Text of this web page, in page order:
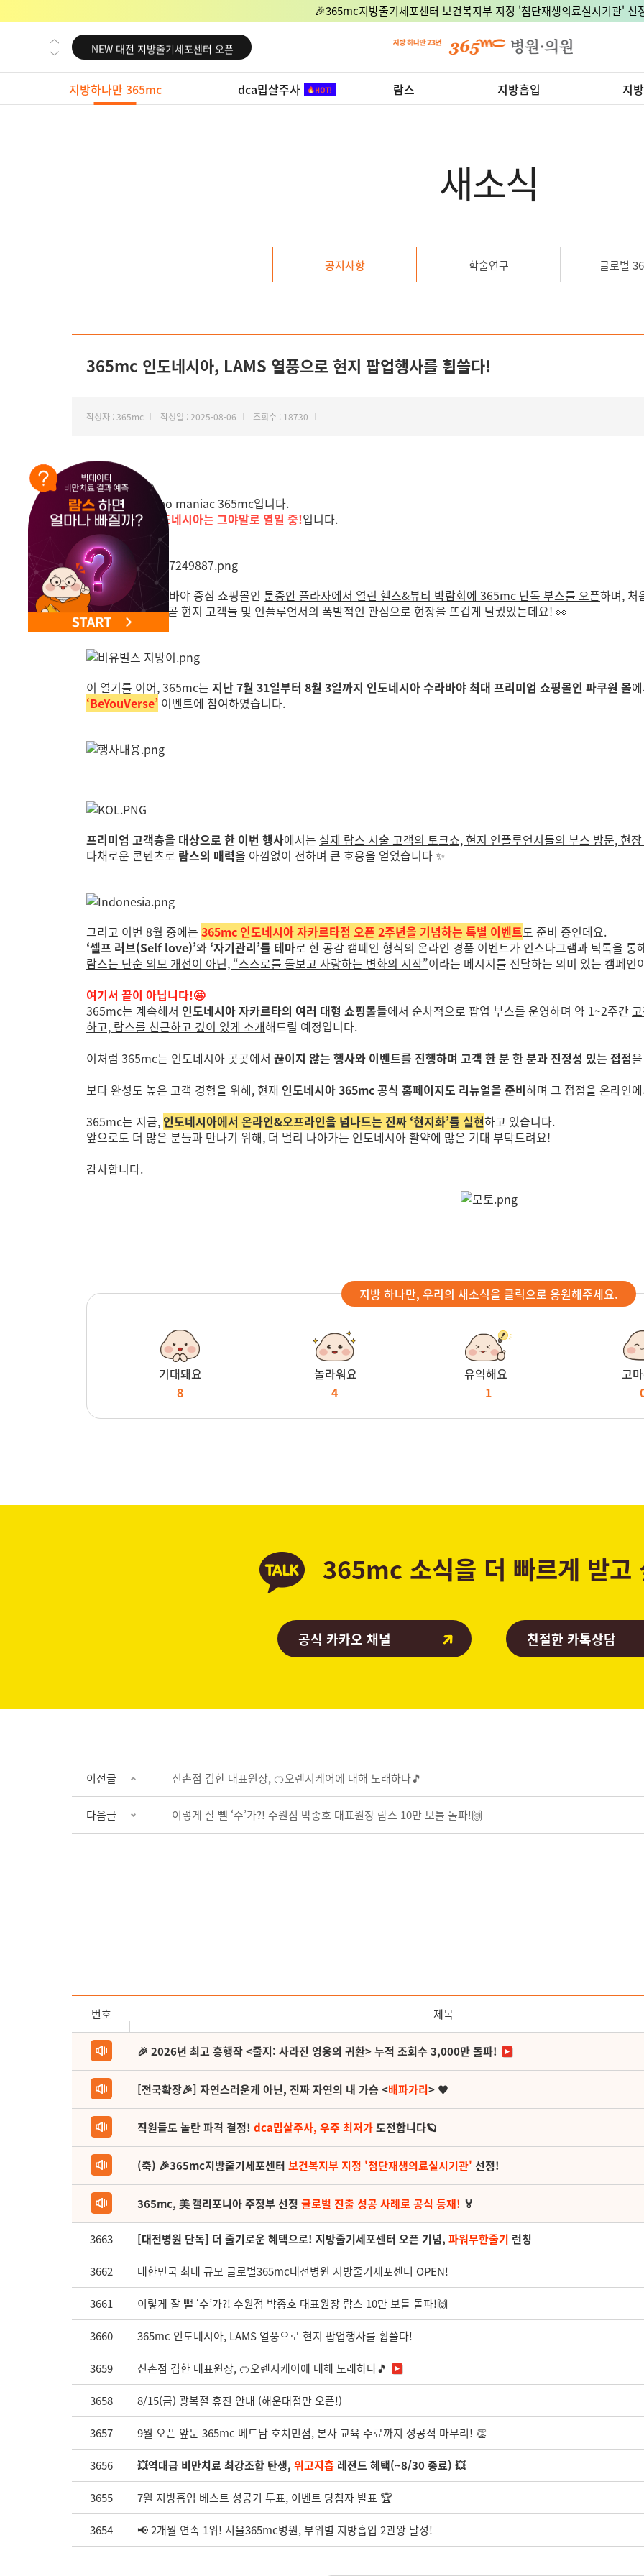
🎉365mc지방줄기세포센터 보건복지부 지정 '첨단재생의료실시기관' 선
NEW 교대 지방줄기세포센터 오픈
NEW 대전 지방줄기세포센터 오픈
NEW 노원 지방줄기세포센터 오픈
NEW 미국 LA점 오픈
지방하나만 365mc dca밉살주사 람스 지방흡입 지
새소식
공지사항 학술연구 글로벌
365mc 인도네시아, LAMS 열풍으로 현지 팝업행사를 휩쓸다!
작성자 : 365mc 작성일 : 2025-08-06 조회수 : 18730
안녕하세요 😁
지방 하나만, Lipo maniac 365mc입니다.
요즘365mc 인도네시아는 그야말로 열일 중!입니다.
지난 7월 초, 수라바야 중심 쇼핑몰인 툰중안 플라자에서 열린 헬스&뷰티 박람회에 365mc 단독 부스를 오픈하며, 처
생소했던 람스가 곧 현지 고객들 및 인플루언서의 폭발적인 관심으로 현장을 뜨겁게 달궜었는데요! 👀
이 열기를 이어, 365mc는 지난 7월 31일부터 8월 3일까지 인도네시아 수라바야 최대 프리미엄 쇼핑몰인 파쿠원 몰
‘BeYouVerse’ 이벤트에 참여하였습니다.
프리미엄 고객층을 대상으로 한 이번 행사에서는 실제 람스 시술 고객의 토크쇼, 현지 인플루언서들의 부스 방문, 현
다채로운 콘텐츠로 람스의 매력을 아낌없이 전하며 큰 호응을 얻었습니다 ✨
그리고 이번 8월 중에는 365mc 인도네시아 자카르타점 오픈 2주년을 기념하는 특별 이벤트도 준비 중인데요.
‘셀프 러브(Self love)’와 ‘자기관리’를 테마로 한 공감 캠페인 형식의 온라인 경품 이벤트가 인스타그램과 틱톡을 통
람스는 단순 외모 개선이 아닌, “스스로를 돌보고 사랑하는 변화의 시작”이라는 메시지를 전달하는 의미 있는 캠페인
여기서 끝이 아닙니다!🤩
365mc는 계속해서 인도네시아 자카르타의 여러 대형 쇼핑몰들에서 순차적으로 팝업 부스를 운영하며 약 1~2주간
하고, 람스를 친근하고 깊이 있게 소개해드릴 예정입니다.
이처럼 365mc는 인도네시아 곳곳에서 끊이지 않는 행사와 이벤트를 진행하며 고객 한 분 한 분과 진정성 있는 접점
보다 완성도 높은 고객 경험을 위해, 현재 인도네시아 365mc 공식 홈페이지도 리뉴얼을 준비하며 그 접점을 온라인
365mc는 지금, 인도네시아에서 온라인&오프라인을 넘나드는 진짜 ‘현지화’를 실현하고 있습니다.
앞으로도 더 많은 분들과 만나기 위해, 더 멀리 나아가는 인도네시아 활약에 많은 기대 부탁드려요!
감사합니다.
지방 하나만, 우리의 새소식을 클릭으로 응원해주세요.
기대돼요
8
놀라워요
4
유익해요
1
고
365mc 소식을 더 빠르게 받고
공식 카카오 채널 친절한 카톡상담
이전글 신촌점 김한 대표원장, 🍊오렌지케어에 대해 노래하다🎵
다음글 이렇게 잘 뺄 ‘수’가?! 수원점 박종호 대표원장 람스 10만 보틀 돌파!🙌
번호 제목
🎉 2026년 최고 흥행작 <줄지: 사라진 영웅의 귀환> 누적 조회수 3,000만 돌파!
[전국확장🎉] 자연스러운게 아닌, 진짜 자연의 내 가슴 <배파가리> ♥
직원들도 놀란 파격 결정! dca밉살주사, 우주 최저가도전합니다🪐
(축) 🎉365mc지방줄기세포센터 보건복지부 지정 '첨단재생의료실시기관' 선정!
365mc, 美 캘리포니아 주정부 선정 글로벌 진출 성공 사례로 공식 등재! 🏅
3663 [대전병원 단독] 더 줄기로운 혜택으로! 지방줄기세포센터 오픈 기념, 파워무한줄기 런칭
3662 대한민국 최대 규모 글로벌365mc대전병원 지방줄기세포센터 OPEN!
3661 이렇게 잘 뺄 ‘수’가?! 수원점 박종호 대표원장 람스 10만 보틀 돌파!🙌
3660 365mc 인도네시아, LAMS 열풍으로 현지 팝업행사를 휩쓸다!
3659 신촌점 김한 대표원장, 🍊오렌지케어에 대해 노래하다🎵
3658 8/15(금) 광복절 휴진 안내 (해운대점만 오픈!)
3657 9월 오픈 앞둔 365mc 베트남 호치민점, 본사 교육 수료까지 성공적 마무리! 👏
3656 💥역대급 비만치료 최강조합 탄생, 위고지흡 레전드 혜택(~8/30 종료) 💥
3655 7월 지방흡입 베스트 성공기 투표, 이벤트 당첨자 발표 🏆
3654 📢 2개월 연속 1위! 서울365mc병원, 부위별 지방흡입 2관왕 달성!